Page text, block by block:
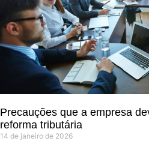
Precauções que a empresa
reforma tributária
14 de janeiro de 2026